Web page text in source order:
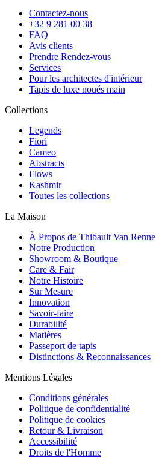
Contactez-nous
+32 9 281 00 38
FAQ
Avis clients
Prendre Rendez-vous
Services
Pour les architectes d'intérieur
Tapis de luxe noués main
Collections
Legends
Fiori
Cameo
Abstracts
Flows
Kashmir
Toutes les collections
La Maison
À Propos de Thibault Van Renne
Notre Production
Showroom & Boutique
Care & Fair
Notre Histoire
Sur Mesure
Innovation
Savoir-faire
Durabilité
Matières
Passeport de tapis
Distinctions & Reconnaissances
Mentions Légales
Conditions générales
Politique de confidentialité
Politique de cookies
Retour & Livraison
Accessibilité
Droits de l'Homme